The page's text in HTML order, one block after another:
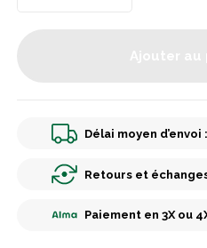
Délai moyen d’envoi
Retours et
Paiement en 3X ou